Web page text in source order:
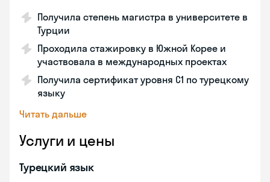
Получила степень магистра в университете в
Турции
Проходила стажировку в Южной Корее и
участвовала в международных проектах
Получила сертификат уровня C1 по турецкому
языку
Читать дальше
Услуги и цены
Турецкий язык